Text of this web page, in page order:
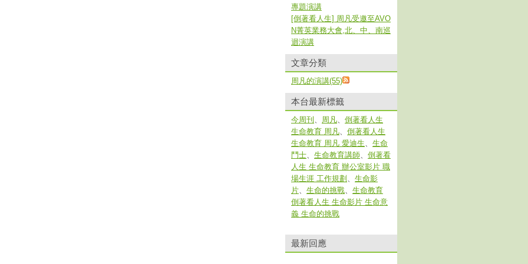
專題演講
[倒著看人生] 周凡受邀至AVO
N菁英業務大會,北、中、南巡
迴演講
文章分類
周凡的演講(55)
本台最新標籤
今周刊 、 周凡、 倒著看人生
生命教育 周凡、 倒著看人生
生命教育 周凡 愛迪生、 生命
鬥士、 生命教育講師、 倒著看
人生 生命教育 辦公室影片 職
場生涯 工作規劃 、 生命影
片、 生命的挑戰、 生命教育
倒著看人生 生命影片 生命意
義 生命的挑戰
最新回應